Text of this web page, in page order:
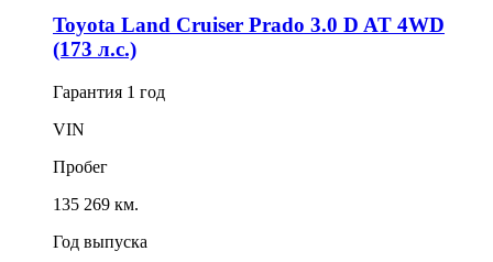
Toyota Land Cruiser Prado 3.0 D AT 4WD
(173 л.с.)
Гарантия 1 год
VIN
Пробег
135 269 км.
Год выпуска